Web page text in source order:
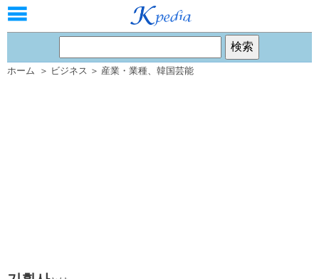
ホーム ＞ ビジネス ＞ 産業・業種、 韓国芸能